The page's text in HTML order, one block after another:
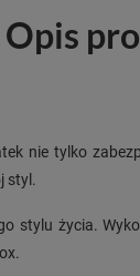
Opis
nie tylko
styl.
stylu życia.